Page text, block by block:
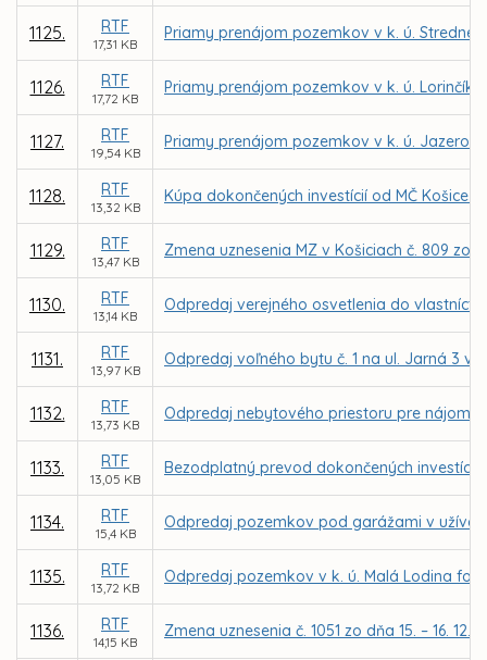
1125. RTF
17,31 KB
Priamy prenájom pozemkov v k. ú. Stredné
1126. RTF
17,72 KB
Priamy prenájom pozemkov v k. ú. Lorinčík
1127. RTF
19,54 KB
Priamy prenájom pozemkov v k. ú. Jazero
1128. RTF
13,32 KB
Kúpa dokončených investícií od MČ Košice
1129. RTF
13,47 KB
Zmena uznesenia MZ v Košiciach č. 809
1130. RTF
13,14 KB
Odpredaj verejného osvetlenia do
1131. RTF
13,97 KB
Odpredaj voľného bytu č. 1 na ul. Jarná 3 v
1132. RTF
13,73 KB
Odpredaj nebytového priestoru pre
1133. RTF
13,05 KB
Bezodplatný prevod dokončených
1134. RTF
15,4 KB
Odpredaj pozemkov pod garážami v
1135. RTF
13,72 KB
Odpredaj pozemkov v k. ú. Malá Lodina
1136. RTF
14,15 KB
Zmena uznesenia č. 1051 zo dňa 15. – 16.